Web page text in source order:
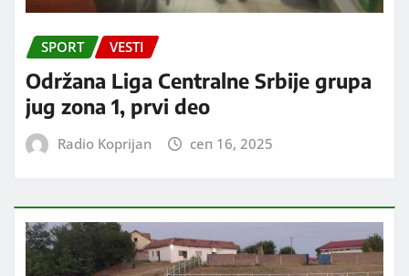
SPORT VESTI
Održana Liga Centralne Srbije grupa
jug zona 1, prvi deo
Radio Koprijan сеп 16, 2025